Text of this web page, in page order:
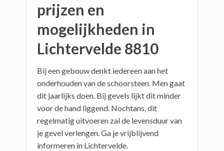
prijzen en
mogelijkheden in
Lichtervelde 8810
Bij een gebouw denkt iedereen aan het
onderhouden van de schoorsteen. Men gaat
dit jaarlijks doen. Bij gevels lijkt dit minder
voor de hand liggend. Nochtans, dit
regelmatig uitvoeren zal de levensduur van
je gevel verlengen. Ga je vrijblijvend
informeren in Lichtervelde.